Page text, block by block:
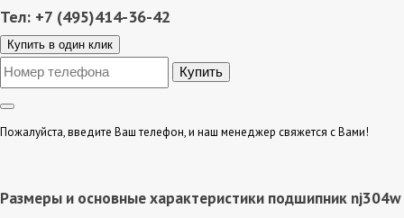
Тел: +7 (495)414-36-42
Купить в один клик
Пожалуйста, введите Ваш телефон, и наш менеджер свяжется с Вами!
Размеры и основные характеристики подшипник nj304w